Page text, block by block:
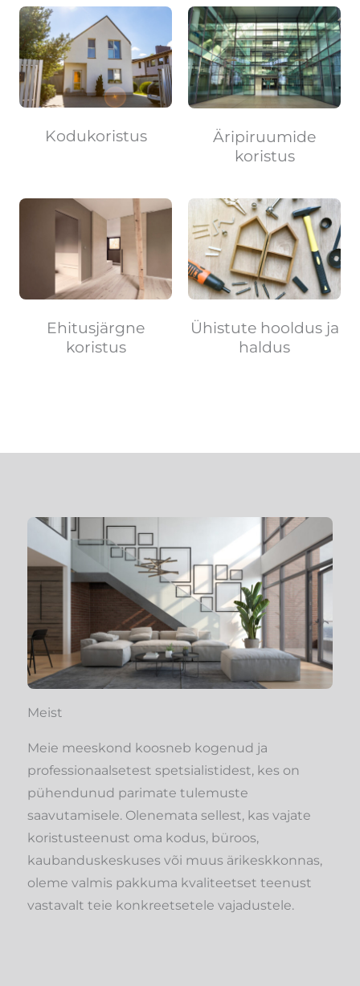
Kodukoristus
Äripiruumide
koristus
Ehitusjärgne
koristus
Ühistute hooldus ja
haldus
Meist
Meie meeskond koosneb kogenud ja
professionaalsetest spetsialistidest, kes on
pühendunud parimate tulemuste
saavutamisele. Olenemata sellest, kas vajate
koristusteenust oma kodus, büroos,
kaubanduskeskuses või muus ärikeskkonnas,
oleme valmis pakkuma kvaliteetset teenust
vastavalt teie konkreetsetele vajadustele.